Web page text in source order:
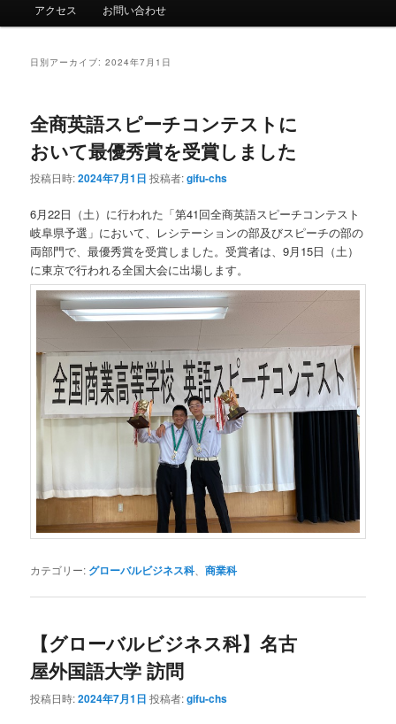
コ
ン
ン
ツ
へ
移
動
ン
テ
ツ
へ
移
動
アクセス お問い合わせ
日別アーカイブ:2024年7月1日
全商英語スピーチコンテストに
おいて最優秀賞を受賞しました
投稿日時:2024年7月1日 投稿者:gifu-chs
6月22日（土）に行われた「第41回全商英語スピーチコンテスト
岐阜県予選」において、レシテーションの部及びスピーチの部の
両部門で、最優秀賞を受賞しました。受賞者は、9月15日（土）
に東京で行われる全国大会に出場します。
カテゴリー: グローバルビジネス科、商業科
【グローバルビジネス科】名古
屋外国語大学 訪問
投稿日時:2024年7月1日 投稿者:gifu-chs